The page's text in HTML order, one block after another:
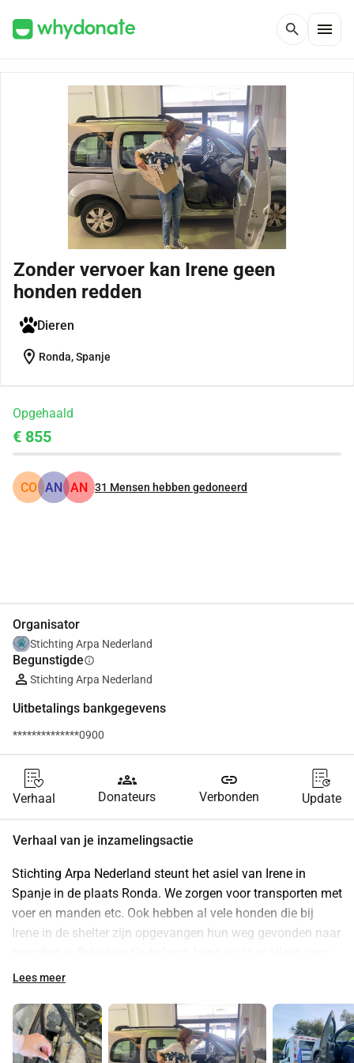
search menu
Zonder vervoer kan Irene geen
honden redden
Dieren
location_on Ronda, Spanje
Opgehaald
€ 855
CO AN AN 31 Mensen hebben gedoneerd
Organisator
Stichting Arpa Nederland
Begunstigdeinfo
Stichting Arpa Nederland
Uitbetalings bankgegevens
**************0900
Verhaal
groups
Donateurs
link
Verbonden Update
Verhaal van je inzamelingsactie
Stichting Arpa Nederland steunt het asiel van Irene in
Spanje in de plaats Ronda. We zorgen voor transporten met
voer en manden etc. Ook hebben al vele honden die bij
Irene in de shelter zijn opgevangen hun weg gevonden naar
en werkt keihard samen met een groep vrijwilligers in
Helaas heeft nu haar auto het begeven! Zonder kan ze echt
niet. De shelter in Ronda ligt buiten de stad. Ronda ligt in
de bergen. Het redden van honden, zorgen dat ze indien
Lees meer